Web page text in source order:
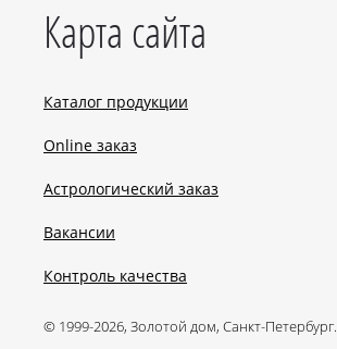
Карта сайта
Каталог продукции
Online заказ
Астрологический заказ
Вакансии
Контроль качества
© 1999-2026, Золотой дом, Санкт-Петербург.